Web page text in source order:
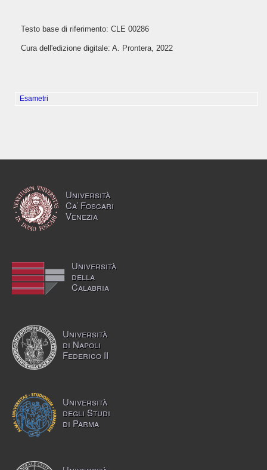
Testo base di riferimento: CLE 00286
Cura dell'edizione digitale: A. Prontera, 2022
Esametri
Università
Ca’ Foscari
Venezia
Università
della
Calabria
Università
di Napoli
Federico II
Università
degli Studi
di Parma